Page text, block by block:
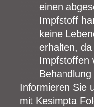
einen
Impfstoff
keine
erhalten,
Impfstoffen
Informieren Sie
mit Kesimpta